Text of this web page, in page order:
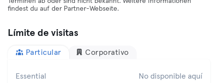
findest du auf der Partner-Webseite.
Límite de visitas
Particular Corporativo
Essential No disponible aquí